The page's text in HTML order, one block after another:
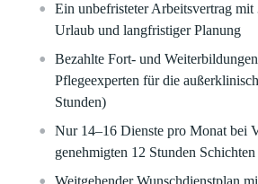
Ein unbefristeter Arbeitsvertrag
Urlaub und langfristiger Planung
Bezahlte Fort- und
Pflegeexperten für die
Stunden)
Nur 14–16 Dienste pro Monat bei
genehmigten 12 Stunden Schichten
Weitgehender Wunschdienstplan